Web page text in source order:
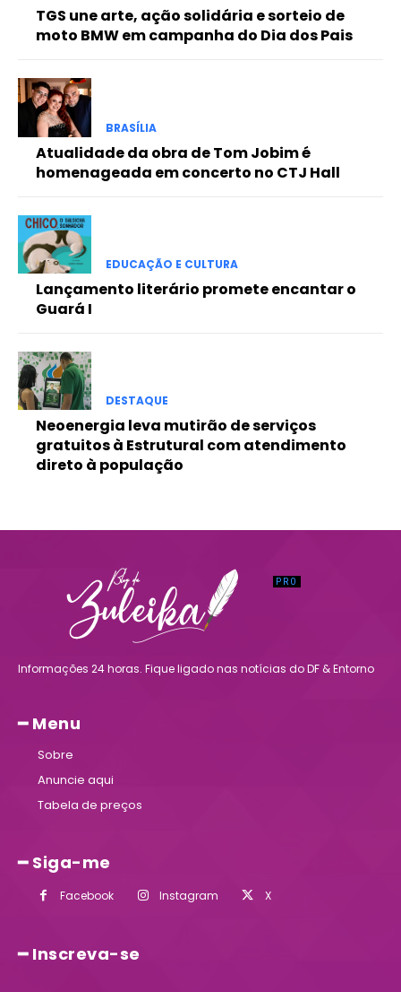
Orci varius natoque dolor
Pro
Full member access:
Etiam est nibh, lobortis sit
Ut mollis pellentesque tortor
Nullam eu erat condimentum
Donec quis est ac felis
Orci varius natoque dolor
TGS une arte, ação solidária e sorteio de
moto BMW em campanha do Dia dos Pais
BRASÍLIA
Atualidade da obra de Tom Jobim é
homenageada em concerto no CTJ Hall
EDUCAÇÃO E CULTURA
Lançamento literário promete encantar o
Guará I
DESTAQUE
Neoenergia leva mutirão de serviços
gratuitos à Estrutural com atendimento
direto à população
Informações 24 horas. Fique ligado nas notícias do DF & Entorno
━ Menu
Sobre
Anuncie aqui
Tabela de preços
━ Siga-me
Facebook Instagram X
━ Inscreva-se